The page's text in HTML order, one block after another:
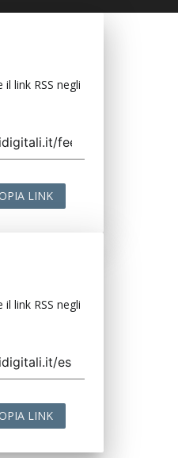
link RSS negli
LINK
link RSS negli
LINK